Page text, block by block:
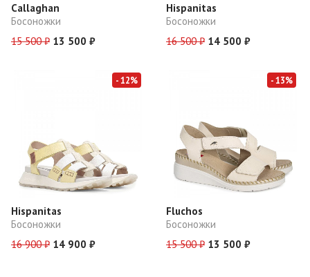
Callaghan
Босоножки
15 500 ₽ 13 500 ₽
Hispanitas
Босоножки
16 500 ₽ 14 500 ₽
- 12%
Hispanitas
Босоножки
16 900 ₽ 14 900 ₽
- 13%
Fluchos
Босоножки
15 500 ₽ 13 500 ₽